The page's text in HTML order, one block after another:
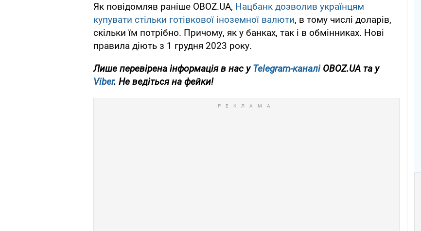
Як повідомляв раніше OBOZ.UA, Нацбанк дозволив українцям
купувати стільки готівкової іноземної валюти, в тому числі доларів,
скільки їм потрібно. Причому, як у банках, так і в обмінниках. Нові
правила діють з 1 грудня 2023 року.
Лише перевірена інформація в нас уTelegram-каналіOBOZ.UA та у
Viber. Не ведіться на фейки!